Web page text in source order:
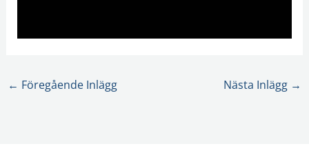
← Föregående Inlägg Nästa Inlägg →